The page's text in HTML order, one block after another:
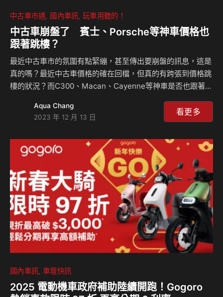
中古車市通 國內車訊 玩車用聽的！
中古車崩盤了 賓士、Porsche等神車價格也
跟著跳樓？
最近中古車市的氛圍有點緊繃，甚至傳出要崩盤的訊息，這是
真的嗎？最近中古車價格的確在回檔，但真的有跨張到價格跳
樓的狀況？而C300、Macan、Cayenne等神車是否也跟著跌
說？ 相關新聞：
Aqua Chang
2023 年 12 月 13 日
看更多
國內車訊 車壇快訊
2025 電動機車政府補助陸續開跑！Gogoro